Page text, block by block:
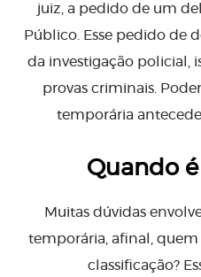
juiz, a pedido de um
Público. Esse pedido de
da investigação policial,
provas criminais.
temporária
Quando
Muitas dúvidas
temporária, afinal, quem
classificação?